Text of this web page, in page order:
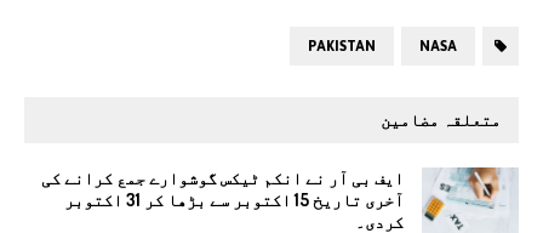
NASA
PAKISTAN
متعلقہ مضامین
ایف بی آر نے انکم ٹیکس گوشوارے جمع کرانے کی
آخری تاریخ 15 اکتوبر سے بڑھا کر 31 اکتوبر
کردی۔